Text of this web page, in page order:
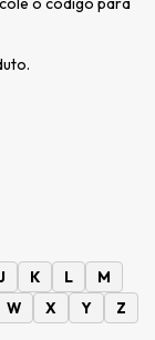
K L
M
W X Y Z